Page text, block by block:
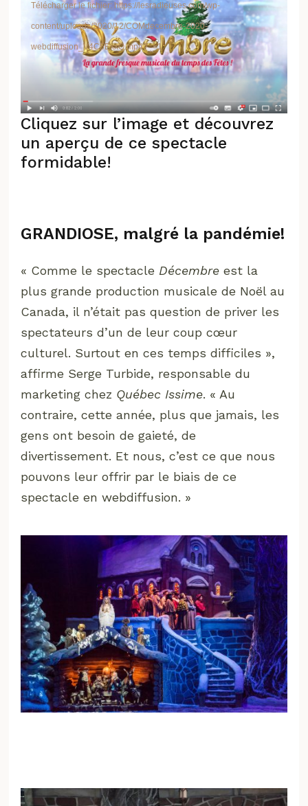
Télécharger le fichier: https://lesradieuses.com/wp-
content/uploads/2020/12/COMdecembre-2020-
webdiffusion_V4C5ExxQ.mp4?_=1
Cliquez sur l’image et découvrez
un aperçu de ce spectacle
formidable!
GRANDIOSE, malgré la pandémie!
« Comme le spectacle Décembre est la
plus grande production musicale de Noël au
Canada, il n’était pas question de priver les
spectateurs d’un de leur coup cœur
culturel. Surtout en ces temps difficiles »,
affirme Serge Turbide, responsable du
marketing chez Québec Issime. « Au
contraire, cette année, plus que jamais, les
gens ont besoin de gaieté, de
divertissement. Et nous, c’est ce que nous
pouvons leur offrir par le biais de ce
spectacle en webdiffusion. »